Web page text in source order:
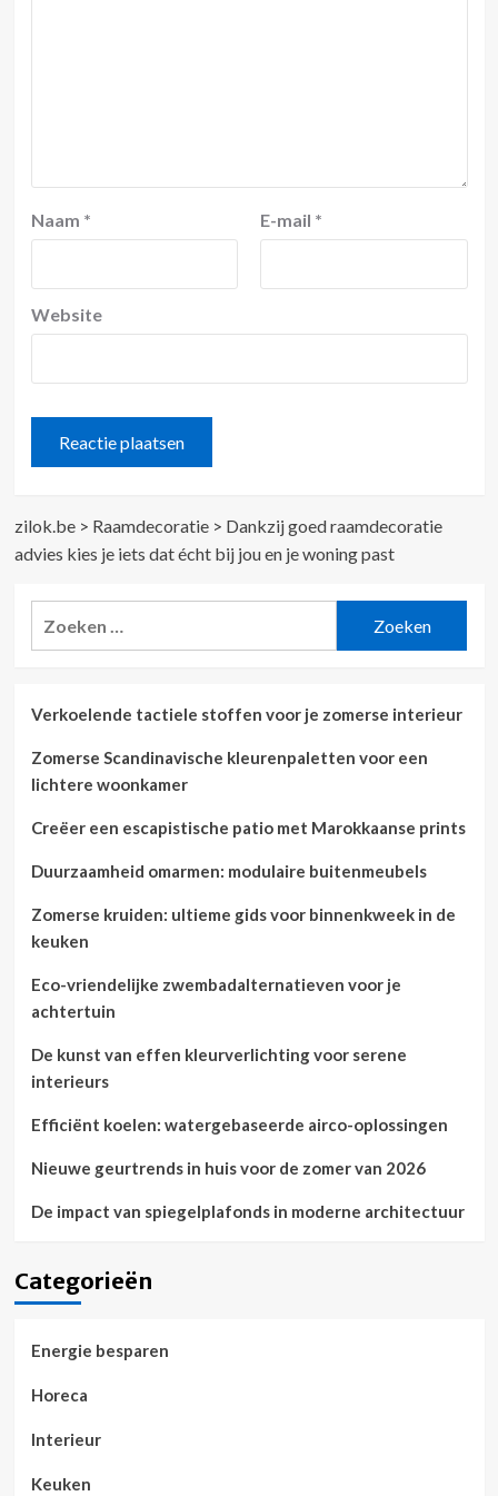
Naam * E-mail *
Website
zilok.be> Raamdecoratie> Dankzij goed raamdecoratie
advies kies je iets dat écht bij jou en je woning past
Verkoelende tactiele stoffen voor je zomerse interieur
Zomerse Scandinavische kleurenpaletten voor een
lichtere woonkamer
Creëer een escapistische patio met Marokkaanse prints
Duurzaamheid omarmen: modulaire buitenmeubels
Zomerse kruiden: ultieme gids voor binnenkweek in de
keuken
Eco-vriendelijke zwembadalternatieven voor je
achtertuin
De kunst van effen kleurverlichting voor serene
interieurs
Efficiënt koelen: watergebaseerde airco-oplossingen
Nieuwe geurtrends in huis voor de zomer van 2026
De impact van spiegelplafonds in moderne architectuur
Categorieën
Energie besparen
Horeca
Interieur
Keuken